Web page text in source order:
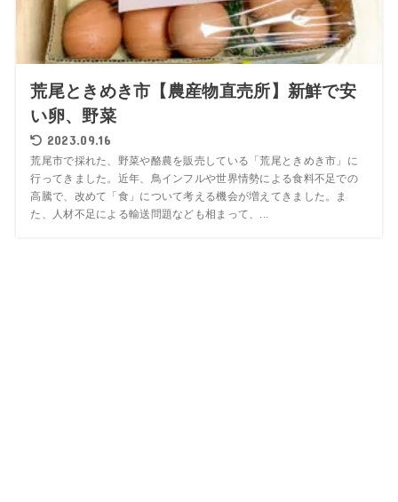
荒尾ときめき市【農産物直売所】新鮮で安
い卵、野菜
2023.09.16
荒尾市で採れた、野菜や酪農を販売している「荒尾ときめき市」に
行ってきました。近年、鳥インフルや世界情勢による食料不足での
高騰で、改めて「食」について考える機会が増えてきました。ま
た、人材不足による輸送問題なども相まって、...